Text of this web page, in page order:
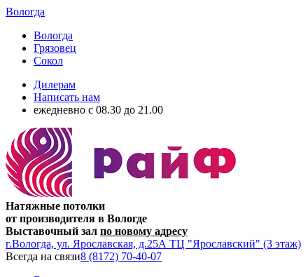
Вологда
Вологда
Грязовец
Сокол
Дилерам
Написать нам
ежедневно c 08.30 до 21.00
Натяжные потолки
от производителя в Вологде
Выставочный зал по новому адресу
г.Вологда, ул. Ярославская, д.25А ТЦ "Ярославский" (3 этаж)
Всегда на связи8 (8172) 70-40-07